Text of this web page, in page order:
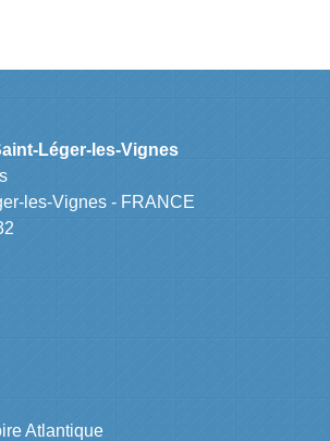
Léger-les-Vignes
les-Vignes - FRANCE
Atlantique